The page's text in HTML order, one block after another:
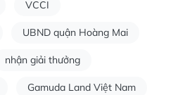
VCCI
UBND quận Hoàng Mai
nhận giải thưởng
Gamuda Land Việt Nam